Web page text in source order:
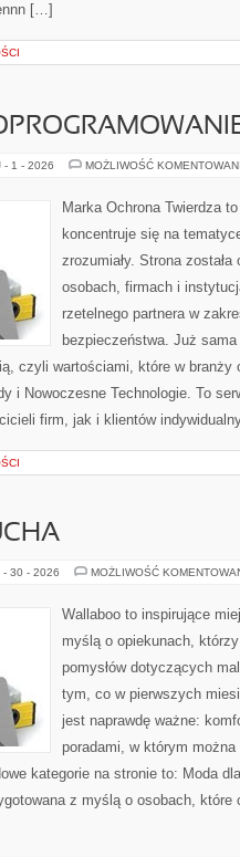
[…]
- 1 - 2026 MOŻLIWOŚĆ
Marka Ochrona Twierdza
koncentruje się na
zrozumiały. Strona
osobach, firmach i
rzetelnego partnera w
bezpieczeństwa. Już
czyli wartościami, które w branży
i Nowoczesne Technologie. To
firm, jak i klientów
- 30 - 2026 MOŻLIWOŚĆ
Wallaboo to inspirujące
myślą o opiekunach,
pomysłów dotyczących
tym, co w pierwszych
jest naprawdę ważne:
poradami, w którym
kategorie na stronie to: Moda
z myślą o osobach, które